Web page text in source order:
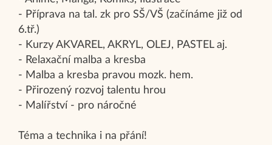
- Příprava na tal. zk pro SŠ/VŠ (začínáme již od
6.tř.)
- Kurzy AKVAREL, AKRYL, OLEJ, PASTEL aj.
- Relaxační malba a kresba
- Malba a kresba pravou mozk. hem.
- Přirozený rozvoj talentu hrou
- Malířství - pro náročné
Téma a technika i na přání!